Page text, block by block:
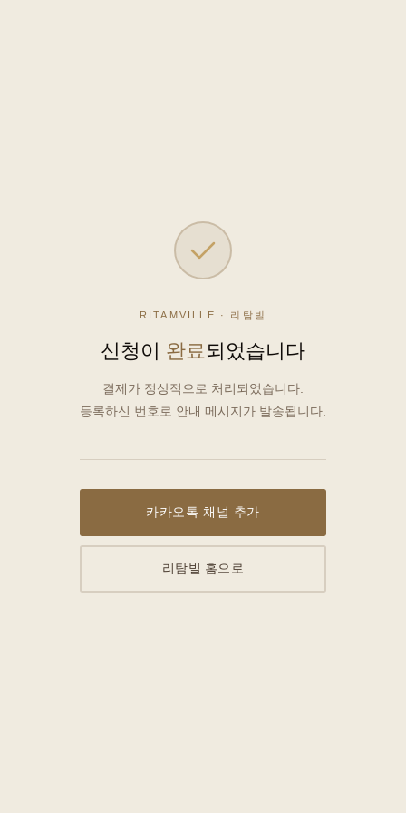
RITAMVILLE · 리탐빌
신청이 완료 되었습니다
결제가 정상적으로 처리되었습니다.
등록하신 번호로 안내 메시지가 발송됩니다.
카카오톡 채널 추가
리탐빌 홈으로